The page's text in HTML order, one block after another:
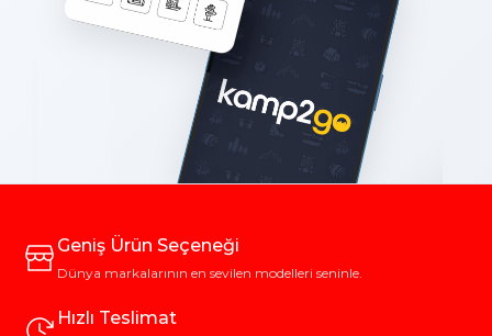
Geniş Ürün Seçeneği
Dünya markalarının en sevilen modelleri seninle.
Hızlı Teslimat